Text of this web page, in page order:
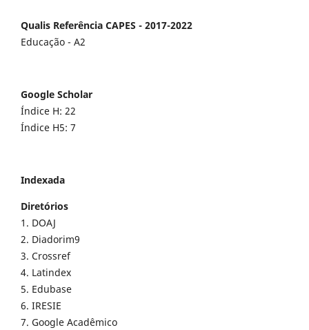
Qualis Referência CAPES - 2017-2022
Educação - A2
Google Scholar
Índice H: 22
Índice H5: 7
Indexada
Diretórios
1. DOAJ
2. Diadorim9
3. Crossref
4. Latindex
5. Edubase
6. IRESIE
7. Google Acadêmico